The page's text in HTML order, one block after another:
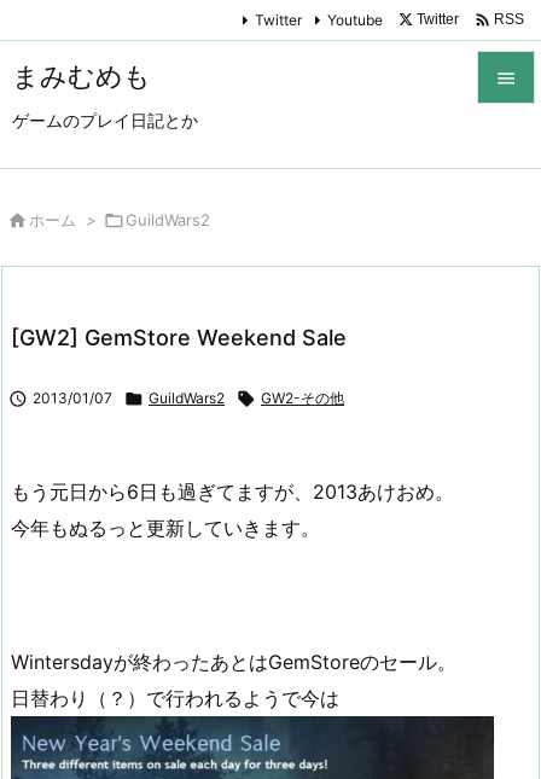
まみむめも
ゲームのプレイ日記とか

Twitter Youtube Twitter  RSS
 ホーム > GuildWars2
[GW2] GemStore Weekend Sale
 2013/01/07  GuildWars2  GW2-その他
もう元日から6日も過ぎてますが、2013あけおめ。
今年もぬるっと更新していきます。
Wintersdayが終わったあとはGemStoreのセール。
日替わり（？）で行われるようで今は